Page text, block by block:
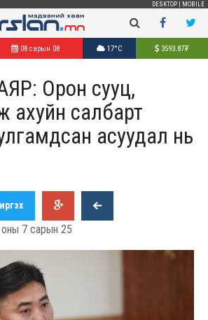
DESKTOP MOBILE
08 сарын 08 17°C 3593.87₮
Орон сууц,
ахуйн салбарт
асуудал нь
7 сарын 25